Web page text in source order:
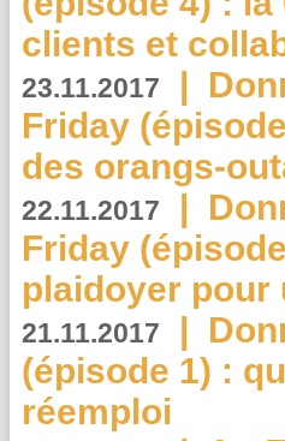
clients et
23.11.2017 |
Friday
des orangs-
22.11.2017 |
Friday
plaidoyer pour
21.11.2017 |
(épisode 1) :
réemploi